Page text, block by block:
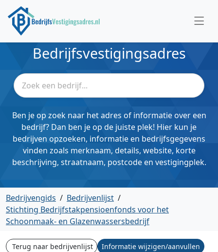
Bedrijfsvestigingsadres
Ben je op zoek naar het adres of informatie over een
bedrijf? Dan ben je op de juiste plek! Hier kun je
bedrijven opzoeken, informatie en bedrijfsgegevens
vinden zoals merknaam, details, website, korte
beschrijving, straatnaam, postcode en vestigingplek.
Bedrijvengids / Bedrijvenlijst /
Stichting Bedrijfstakpensioenfonds voor het
Schoonmaak- en Glazenwassersbedrijf
Terug naar bedrijvenlijst Informatie wijzigen/aanvullen